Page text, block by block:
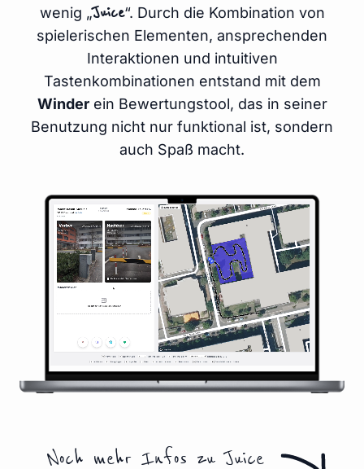
wenig „Juice“. Durch die Kombination von
spielerischen Elementen, ansprechenden
Interaktionen und intuitiven
Tastenkombinationen entstand mit dem
Winderein Bewertungstool, das in seiner
Benutzung nicht nur funktional ist, sondern
auch Spaß macht.
Noch mehr Infos zu Juice